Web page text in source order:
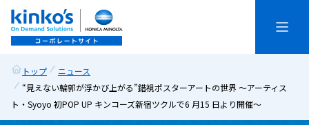
トップ
トップ
ニュース
“見えない輪郭が浮かび上がる”錯視ポスターアートの世界 ～アーティス
ト・Syoyo 初POP UP キンコーズ新宿ツクルで6 月15 日より開催～